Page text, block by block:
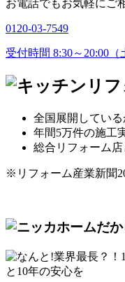
お電話でもお気軽にご
0120-03-7549
受付時間 8:30～20:00（
全国展開 してい
年間5万件の施工
総合リフォーム店
※リフォーム産業新聞